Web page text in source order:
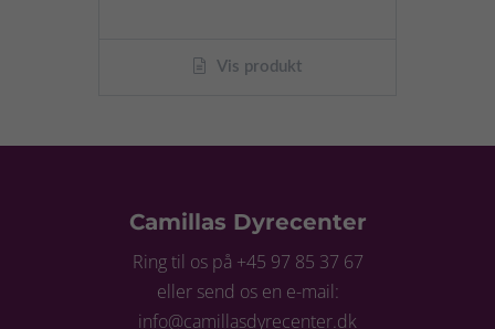
Vis produkt
Camillas Dyrecenter
Ring til os på +45 97 85 37 67
eller send os en e-mail:
info@camillasdyrecenter.dk